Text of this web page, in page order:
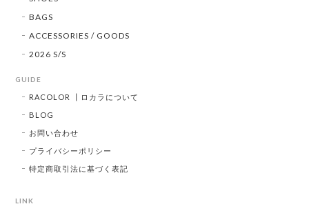
BAGS
ACCESSORIES / GOODS
2026 S/S
GUIDE
RACOLOR ┃ロカラについて
BLOG
お問い合わせ
プライバシーポリシー
特定商取引法に基づく表記
LINK